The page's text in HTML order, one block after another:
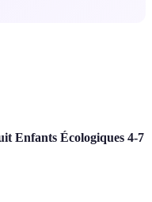
Enfants Écologiques 4-7